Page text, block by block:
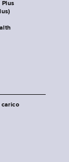
Plus
carico